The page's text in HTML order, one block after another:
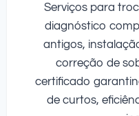
Serviços para
diagnóstico
antigos,
correção de
certificado
de curtos,